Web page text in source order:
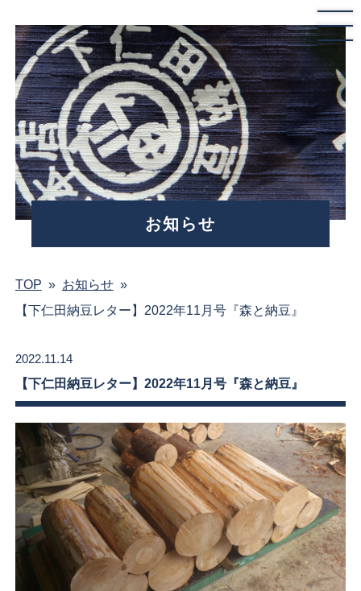
お知らせ
TOP » お知らせ»
【下仁田納豆レター】2022年11月号『森と納豆』
2022.11.14
【下仁田納豆レター】2022年11月号『森と納豆』